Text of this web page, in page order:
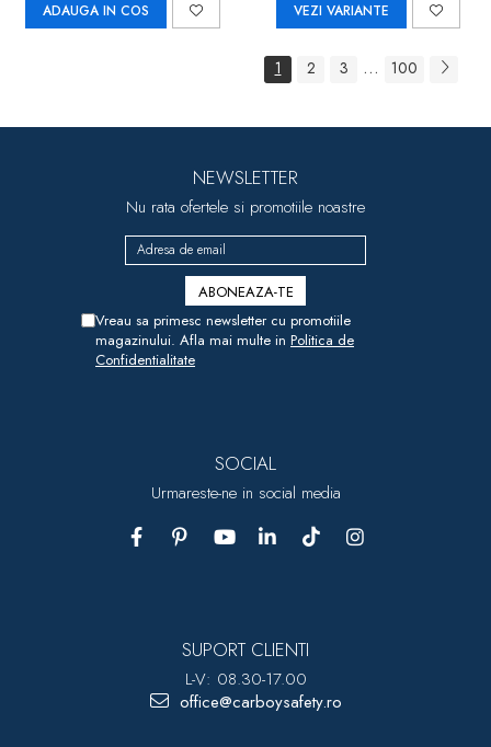
ADAUGA IN COS VEZI VARIANTE
1 2 3 ... 100
NEWSLETTER
Nu rata ofertele si promotiile noastre
Vreau sa primesc newsletter cu promotiile
magazinului. Afla mai multe in Politica de
Confidentialitate
SOCIAL
Urmareste-ne in social media
SUPORT CLIENTI
L-V: 08.30-17.00
office@carboysafety.ro